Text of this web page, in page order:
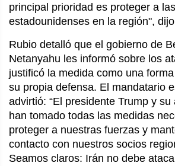
principal prioridad es proteger a
estadounidenses en la región",
Rubio detalló que el gobierno de
Netanyahu les informó sobre los
justificó la medida como una
su propia defensa. El mandatario
advirtió: “El presidente Trump y su
han tomado todas las medidas
proteger a nuestras fuerzas y
contacto con nuestros socios
Seamos claros: Irán no debe